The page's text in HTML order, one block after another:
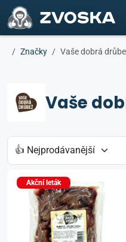
ZVOSKA
Značky Vaše dobrá
Vaše
Akční leták